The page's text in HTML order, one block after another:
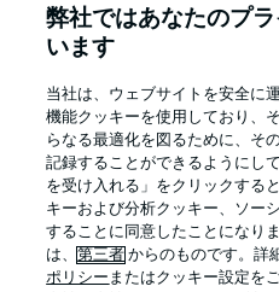
Official Partners
弊社ではあなたのプ
います
当社は、ウェブサイトを安全に
機能クッキーを使用しており、
らなる最適化を図るために、そ
記録することができるようにし
を受け入れる」をクリックする
キーおよび分析クッキー、ソー
することに同意したことになり
は、第三者 からのものです。詳
ポリシー またはクッキー設定を